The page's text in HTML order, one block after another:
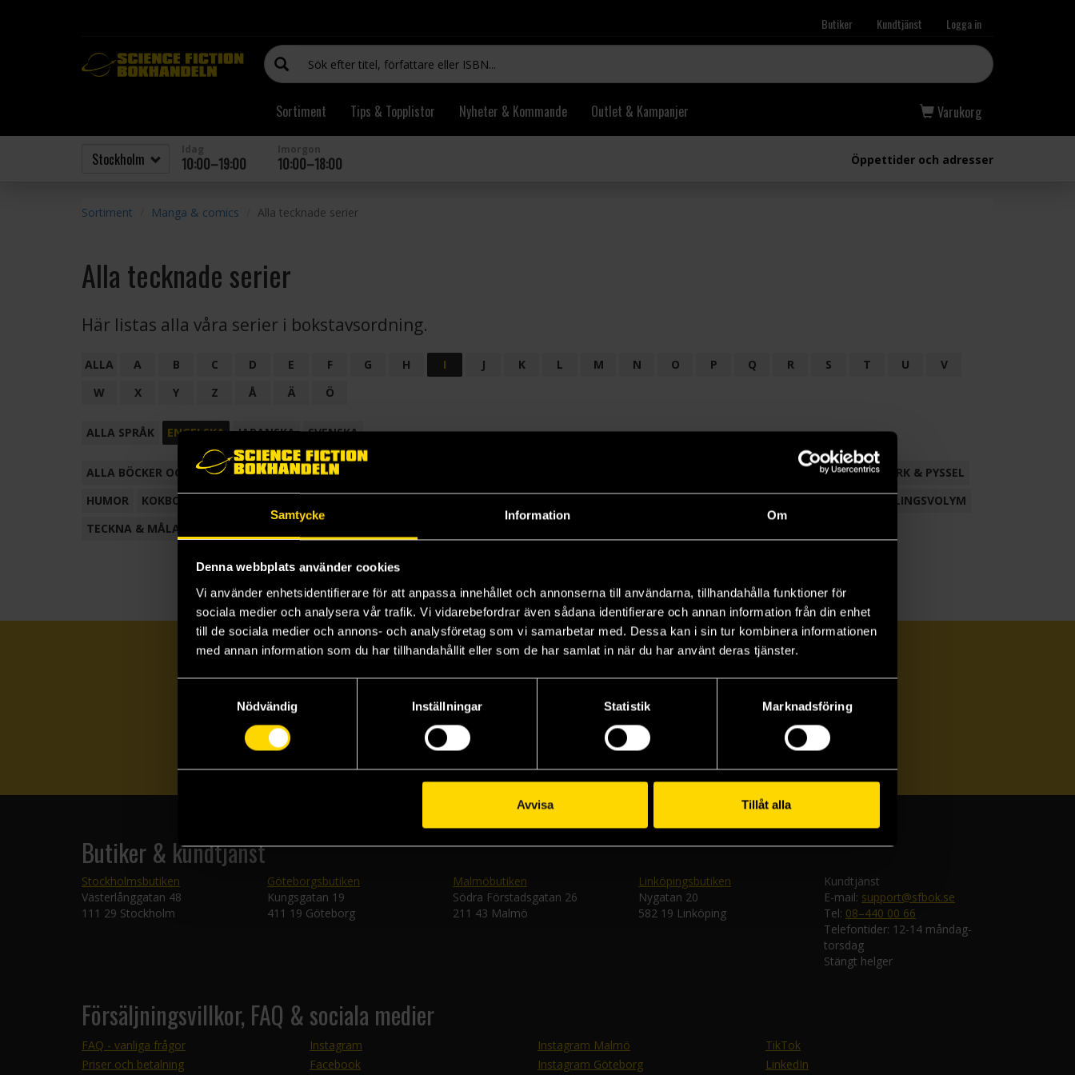
Samtycke Information Om
Denna webbplats använder cookies
Vi använder enhetsidentifierare för att anpassa innehållet och annonserna till användarna, tillhandahålla funktioner för
sociala medier och analysera vår trafik. Vi vidarebefordrar även sådana identifierare och annan information från din enhet
till de sociala medier och annons- och analysföretag som vi samarbetar med. Dessa kan i sin tur kombinera informationen
med annan information som du har tillhandahållit eller som de har samlat in när du har använt deras tjänster.
Nödvändig
Inställningar Statistik Marknadsföring
Avvisa Tillåt alla
Butiker Kundtjänst Logga in
Sortiment Tips & Topplistor Nyheter & Kommande Outlet & Kampanjer Varukorg
10:00–19:00 10:00–18:00 Öppettider och adresser
Sortiment Manga & comics Alla tecknade serier
Alla tecknade serier
Här listas alla våra serier i bokstavsordning.
ALLA A B C D E F G H I J K L M N O P Q R S T U
V
W
X Y Z Å Ä Ö
ALLA SPRÅK ENGELSKA JAPANSKA SVENSKA
ALLA BÖCKER OCH TECKNADE SERIER ANTOLOGI FACKLITTERATUR
HANTVERK & PYSSEL
HUMOR
KOKBOK
SAMLINGSVOLYM
TECKNA & MÅLA
Prenumerera på vårt nyhetsbrev
Butiker & kundtjänst
Stockholmsbutiken
Västerlånggatan 48
111 29 Stockholm
Göteborgsbutiken
Kungsgatan 19
411 19 Göteborg
Malmöbutiken
Södra Förstadsgatan 26
211 43 Malmö
Linköpingsbutiken
Nygatan 20
582 19 Linköping
Kundtjänst
E-mail: support@sfbok.se
Tel: 08–440 00 66
Telefontider: 12-14 måndag-
torsdag
Stängt helger
Försäljningsvillkor, FAQ & sociala medier
FAQ - vanliga frågor
Priser och betalning
Instagram
Facebook
Instagram Malmö
Instagram Göteborg
TikTok
LinkedIn